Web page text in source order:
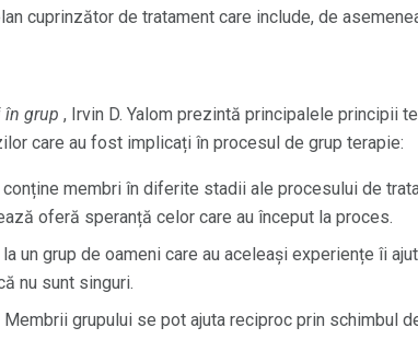
cuprinzător de tratament care include, de
în grup , Irvin D. Yalom prezintă principalele principii
care au fost implicați în procesul de grup terapie:
conține membri în diferite stadii ale procesului de
oferă speranță celor care au început la proces.
un grup de oameni care au aceleași experiențe îi
nu sunt singuri.
Membrii grupului se pot ajuta reciproc prin schimbul